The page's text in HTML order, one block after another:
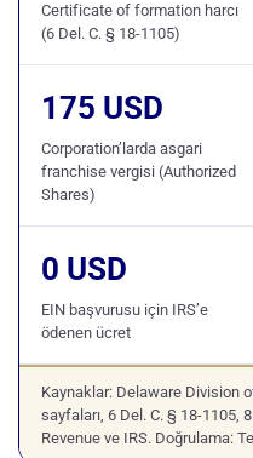
Certificate of formation harcı
(6 Del. C. § 18-1105)
175 USD
Corporation’larda asgari
franchise vergisi (Authorized
Shares)
0 USD
EIN başvurusu için IRS’e
ödenen ücret
Kaynaklar: Delaware Division
sayfaları, 6 Del. C. § 18-1105,
Revenue ve IRS. Doğrulama: